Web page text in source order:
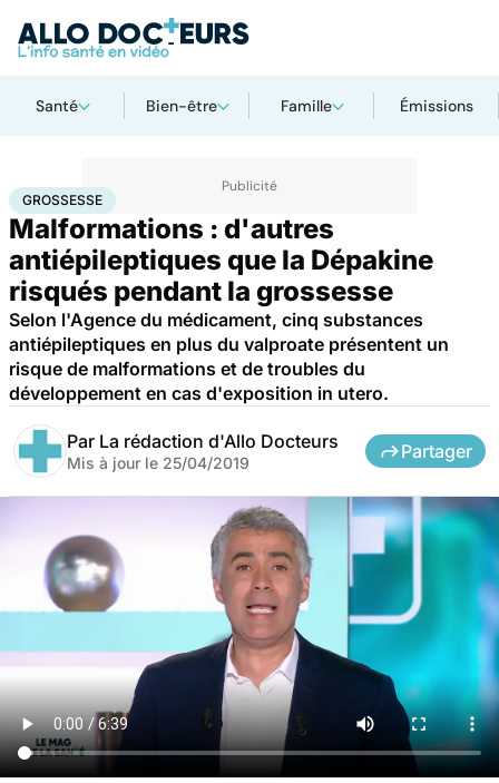
Santé Bien-être Famille Émissions
AccueilFamille Grossesse Grossesse
GROSSESSE
Malformations : d'autres
antiépileptiques que la Dépakine
risqués pendant la grossesse
Selon l'Agence du médicament, cinq substances
antiépileptiques en plus du valproate présentent un
risque de malformations et de troubles du
développement en cas d'exposition in utero.
Par La rédaction d'Allo Docteurs
Mis à jour le 25/04/2019
Partager